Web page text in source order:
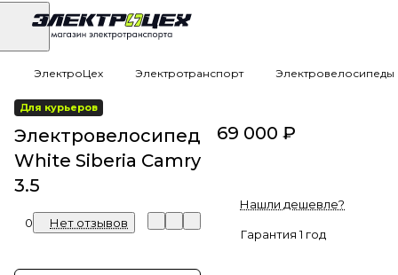
ЭлектроЦех Электротранспорт Электровелосипеды
Для курьеров
Электровелосипед
White Siberia Camry
3.5
0 Нет отзывов
69 000 ₽
Нашли дешевле?
Гарантия 1 год